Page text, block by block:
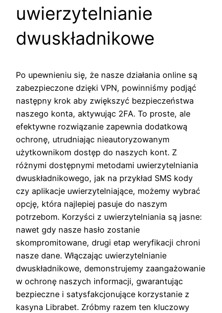
uwierzytelnianie
dwuskładnikowe
Po upewnieniu się, że nasze działania online są
zabezpieczone dzięki VPN, powinniśmy podjąć
następny krok aby zwiększyć bezpieczeństwa
naszego konta, aktywując 2FA. To proste, ale
efektywne rozwiązanie zapewnia dodatkową
ochronę, utrudniając nieautoryzowanym
użytkownikom dostęp do naszych kont. Z
różnymi dostępnymi metodami uwierzytelniania
dwuskładnikowego, jak na przykład SMS kody
czy aplikacje uwierzytelniające, możemy wybrać
opcję, która najlepiej pasuje do naszym
potrzebom. Korzyści z uwierzytelniania są jasne:
nawet gdy nasze hasło zostanie
skompromitowane, drugi etap weryfikacji chroni
nasze dane. Włączając uwierzytelnianie
dwuskładnikowe, demonstrujemy zaangażowanie
w ochronę naszych informacji, gwarantując
bezpieczne i satysfakcjonujące korzystanie z
kasyna Librabet. Zróbmy razem ten kluczowy